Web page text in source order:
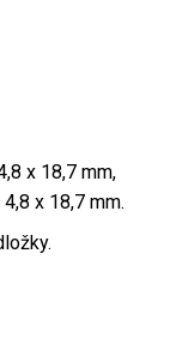
x 18,7 mm,
x 18,7 mm.